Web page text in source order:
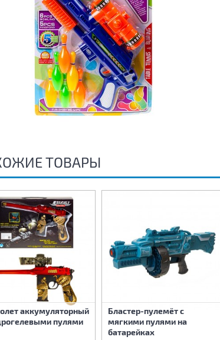
ТОВАРЫ
аккумуляторный
пулями
Бластер-пулемёт с
мягкими пулями на
батарейках